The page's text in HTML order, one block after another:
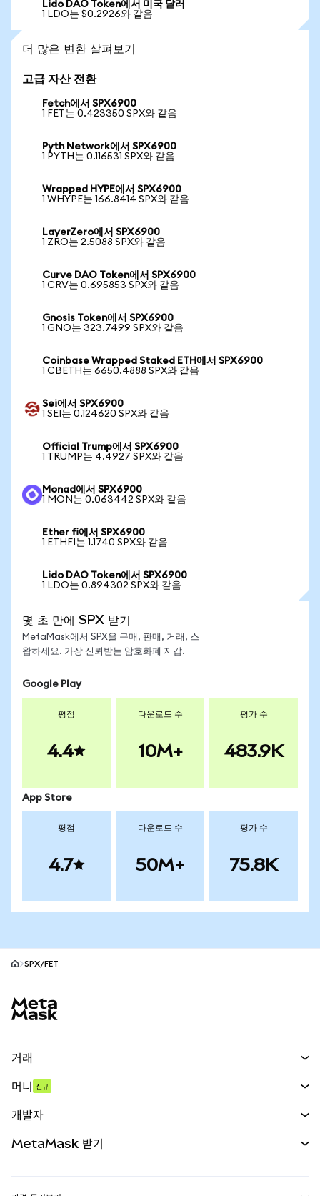
Lido DAO Token에서 미국 달러
1 LDO는 $0.2926와 같음
더 많은 변환 살펴보기
고급 자산 전환
Fetch에서 SPX6900
1 FET는 0.423350 SPX와 같음
Pyth Network에서 SPX6900
1 PYTH는 0.116531 SPX와 같음
Wrapped HYPE에서 SPX6900
1 WHYPE는 166.8414 SPX와 같음
LayerZero에서 SPX6900
1 ZRO는 2.5088 SPX와 같음
Curve DAO Token에서 SPX6900
1 CRV는 0.695853 SPX와 같음
Gnosis Token에서 SPX6900
1 GNO는 323.7499 SPX와 같음
Coinbase Wrapped Staked ETH에서 SPX6900
1 CBETH는 6650.4888 SPX와 같음
Sei에서 SPX6900
1 SEI는 0.124620 SPX와 같음
Official Trump에서 SPX6900
1 TRUMP는 4.4927 SPX와 같음
Monad에서 SPX6900
1 MON는 0.063442 SPX와 같음
Ether fi에서 SPX6900
1 ETHFI는 1.1740 SPX와 같음
Lido DAO Token에서 SPX6900
1 LDO는 0.894302 SPX와 같음
몇 초 만에 SPX 받기
MetaMask에서 SPX을 구매, 판매, 거래, 스
왑하세요. 가장 신뢰받는 암호화폐 지갑.
Google Play
평점
4.4
다운로드 수
10M+
평가 수
483.9K
App Store
평점
4.7
다운로드 수
50M+
평가 수
75.8K
SPX/FET
거래
무기한 선물
실물자산
머니 신규
개발자
MetaMask 받기